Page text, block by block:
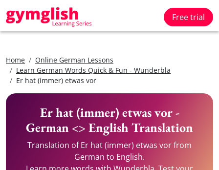
Free trial
Home
Online German Lessons
Learn German Words Quick & Fun - Wunderbla
Er hat (immer) etwas vor
Er hat (immer) etwas vor -
German <> English Translation
Translation of Er hat (immer) etwas vor from
German to English.